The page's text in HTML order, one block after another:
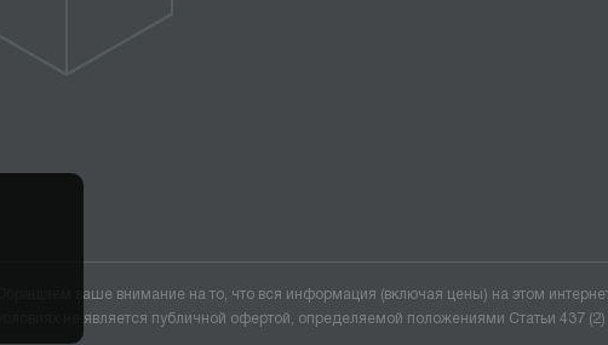
Обращаем ваше внимание на то, что вся информация (включая цены) на этом
условиях не является публичной офертой, определяемой положениями Статьи 437